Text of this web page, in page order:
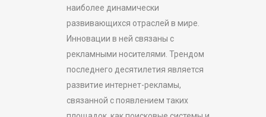
наиболее динамически
развивающихся отраслей в мире.
Инновации в ней связаны с
рекламными носителями. Трендом
последнего десятилетия является
развитие интернет-рекламы,
связанной с появлением таких